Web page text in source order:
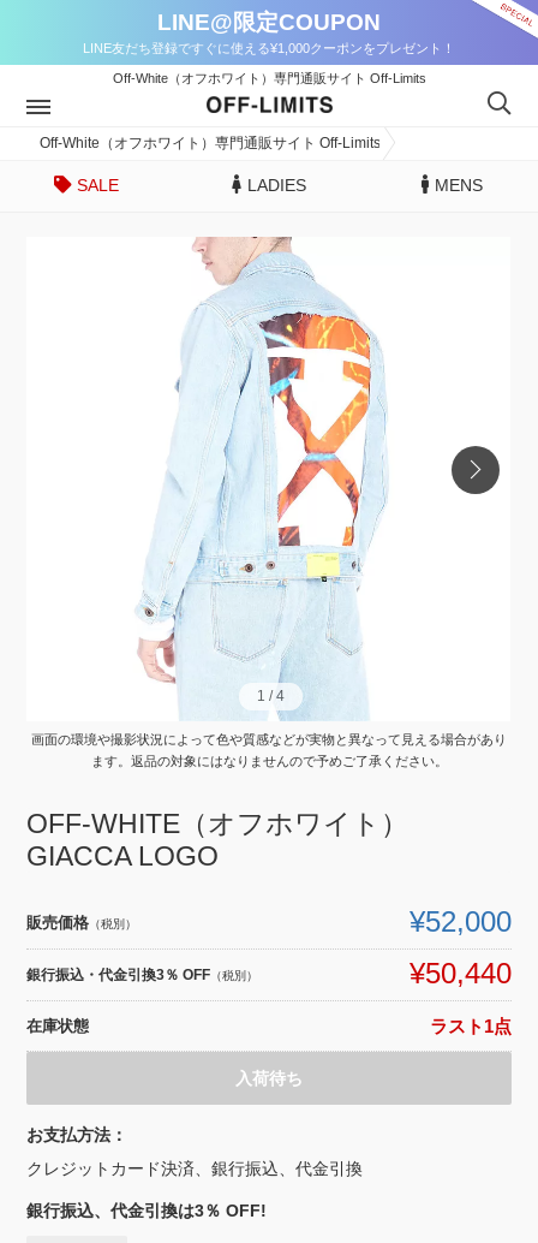
LINE@限定COUPON
LINE友だち登録ですぐに使える¥1,000クーポンをプレゼント！
Off-White（オフホワイト）専門通販サイト Off-Limits
Off-White（オフホワイト）専門通販サイト Off-Limits
SALE LADIES MENS
1 /4
1 /4
画面の環境や撮影状況によって色や質感などが実物と異なって見える場合があり
ます。返品の対象にはなりませんので予めご了承ください。
OFF-WHITE（オフホワイト）
GIACCA LOGO
販売価格 （税別） ¥52,000
銀行振込・代金引換3％ OFF （税別） ¥50,440
在庫状態 ラスト1点
入荷待ち
お支払方法：
クレジットカード決済、銀行振込、代金引換
銀行振込、代金引換は3％ OFF!